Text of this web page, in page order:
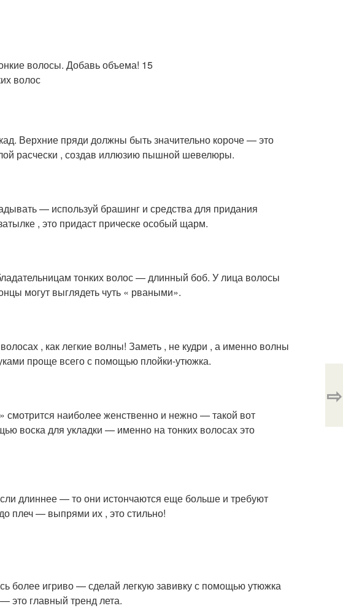
Верхние пряди должны быть значительно короче — это
расчески , создав иллюзию пышной шевелюры.
— используй брашинг и средства для придания
, это придаст прическе особый щарм.
тонких волос — длинный боб. У лица волосы
могут выглядеть чуть « рваными».
, как легкие волны! Заметь , не кудри , а именно волны
проще всего с помощью плойки-утюжка.
смотрится наиболее женственно и нежно — такой вот
воска для укладки — именно на тонких волосах это
длиннее — то они истончаются еще больше и требуют
плеч — выпрями их , это стильно!
более игриво — сделай легкую завивку с помощью утюжка
это главный тренд лета.
⇨